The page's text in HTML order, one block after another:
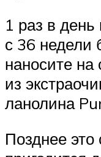
1 раз в день
с 36 недели
наносите на
из
ланолина
Позднее это